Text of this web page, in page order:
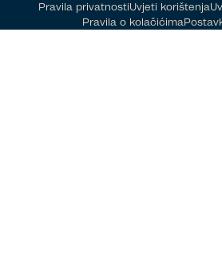
Pravila privatnostiUvjeti korištenja
Pravila o kolačićima